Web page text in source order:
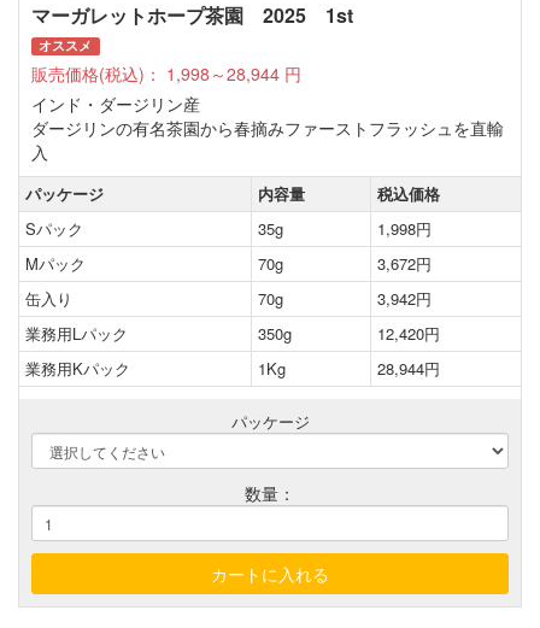
マーガレットホープ茶園 2025 1st
オススメ
販売価格(税込)： 1,998～28,944 円
インド・ダージリン産
ダージリンの有名茶園から春摘みファーストフラッシュを直輸
入
パッケージ 内容量
税込価格
Sパック
35g
1,998円
Mパック
70g
3,672円
缶入り
70g
3,942円
業務用Lパック
350g
12,420円
業務用Kパック
1Kg 28,944円
パッケージ
数量：